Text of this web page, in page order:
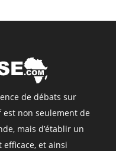
de débats sur
est non seulement de
mais d’établir un
et ainsi